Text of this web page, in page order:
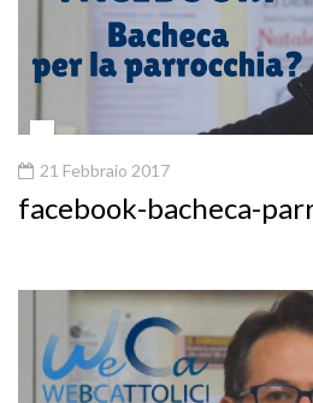
21 Febbraio 2017
facebook-bacheca-